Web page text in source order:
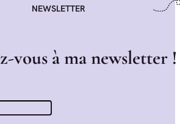
NEWSLETTER
z-vous àmanewsletter !